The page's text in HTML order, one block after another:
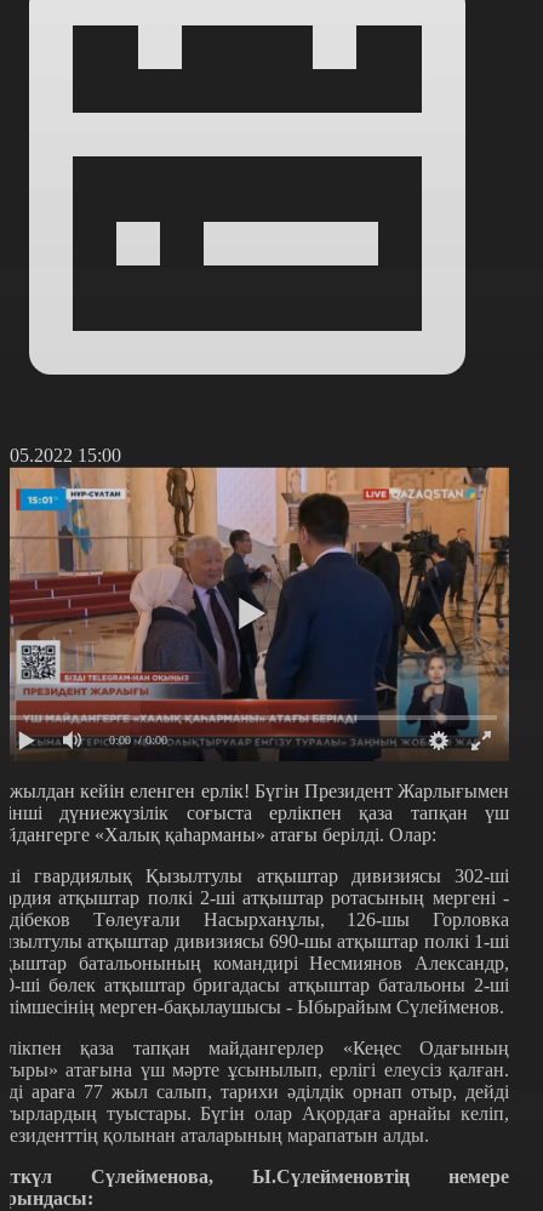
15:00
0:00 / 0:00
жылдан кейін еленген ерлік! Бүгін Президент Жарлығымен
дүниежүзілік соғыста ерлікпен қаза тапқан үш
«Халық қаһарманы» атағы берілді. Олар:
гвардиялық Қызылтулы атқыштар дивизиясы 302-ші
атқыштар полкі 2-ші атқыштар ротасының мергені -
Төлеуғали Насырханұлы, 126-шы Горловка
атқыштар дивизиясы 690-шы атқыштар полкі 1-ші
батальонының командирі Несмиянов Александр,
ші бөлек атқыштар бригадасы атқыштар батальоны 2-ші
мерген-бақылаушысы - Ыбырайым Сүлейменов.
қаза тапқан майдангерлер «Кеңес Одағының
атағына үш мәрте ұсынылып, ерлігі елеусіз қалған.
араға 77 жыл салып, тарихи әділдік орнап отыр, дейді
туыстары. Бүгін олар Ақордаға арнайы келіп,
қолынан аталарының марапатын алды.
Сүлейменова, Ы.Сүлейменовтің немере